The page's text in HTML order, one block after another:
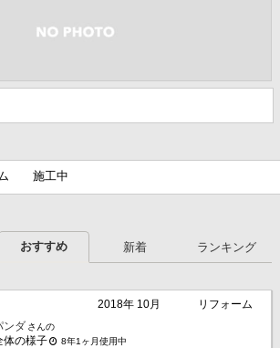
施工中
おすすめ 新着 ランキング
2018年 10月
リフォーム
ンダ さんの
体の様子 8年1ヶ月使用中